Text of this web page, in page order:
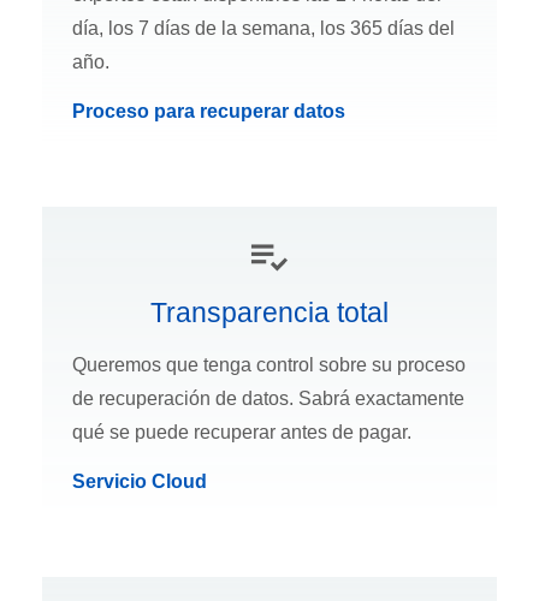
día, los 7 días de la semana, los 365 días del
año.
Proceso para recuperar datos
Transparencia total
Queremos que tenga control sobre su proceso
de recuperación de datos. Sabrá exactamente
qué se puede recuperar antes de pagar.
Servicio Cloud